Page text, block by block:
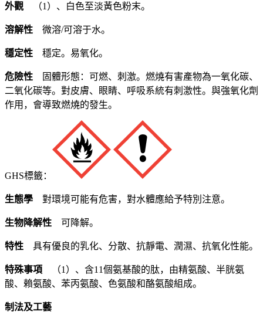
外觀 （1）、白色至淡黃色粉末。
溶解性 微溶/可溶于水。
穩定性 穩定。易氧化。
危險性
固體形態：可燃、刺激。燃燒有害產物為一氧化碳、
二氧化碳等。對皮膚、眼睛、呼吸系統有刺激性。與強氧化劑
作用，會導致燃燒的發生。
GHS標籤：
生態學 對環境可能有危害，對水體應給予特別注意。
生物降解性 可降解。
特性 具有優良的乳化、分散、抗靜電、潤濕、抗氧化性能。
特殊事項
（1）、含11個氨基酸的肽，由精氨酸、半胱氨
酸、賴氨酸、苯丙氨酸、色氨酸和酪氨酸組成。
制法及工藝